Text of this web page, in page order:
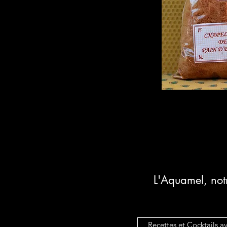
L'Aquamel,
Recettes et Cocktails